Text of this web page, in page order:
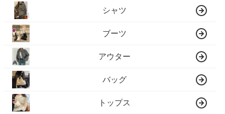
シャツ
ブーツ
アウター
バッグ
トップス